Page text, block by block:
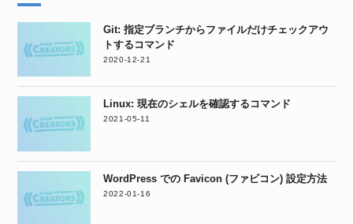
Git: 指定ブランチからファイルだけチェックアウ
トするコマンド
2020-12-21
Linux: 現在のシェルを確認するコマンド
2021-05-11
WordPress での Favicon (ファビコン) 設定方法
2022-01-16